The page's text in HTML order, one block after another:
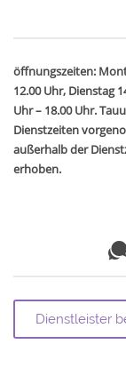
öffnungszeiten:
12.00 Uhr, Dienstag
Uhr – 18.00 Uhr.
Dienstzeiten
außerhalb der
erhoben.